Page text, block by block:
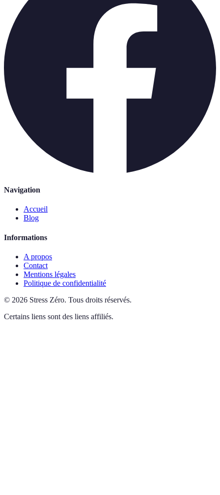
Navigation
Accueil
Blog
Informations
A propos
Contact
Mentions légales
Politique de confidentialité
© 2026 Stress Zéro. Tous droits réservés.
Certains liens sont des liens affiliés.